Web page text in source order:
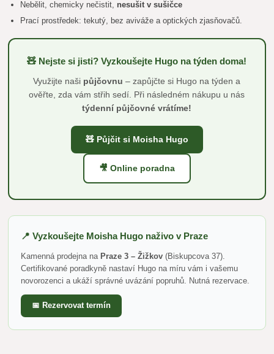
Nebělit, chemicky nečistit, nesušit v sušičce
Prací prostředek: tekutý, bez aviváže a optických zjasňovačů.
🧸 Nejste si jisti? Vyzkoušejte Hugo na týden doma!
Využijte naši půjčovnu – zapůjčte si Hugo na týden a
ověřte, zda vám střih sedí. Při následném nákupu u nás
týdenní půjčovné vrátíme!
🧸 Půjčit si Moisha Hugo
🎥 Online poradna
📍 Vyzkoušejte Moisha Hugo naživo v Praze
Kamenná prodejna na Praze 3 – Žižkov (Biskupcova 37).
Certifikované poradkyně nastaví Hugo na míru vám i vašemu
novorozenci a ukáží správné uvázání popruhů. Nutná rezervace.
📅 Rezervovat termín